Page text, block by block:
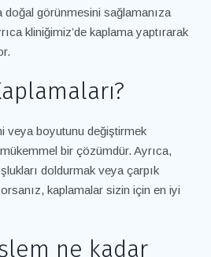
doğal görünmesini sağlamanıza
kliniğimiz’de kaplama yaptırarak
veya boyutunu değiştirmek
bir çözümdür. Ayrıca,
doldurmak veya çarpık
kaplamalar sizin için en iyi
ne kadar